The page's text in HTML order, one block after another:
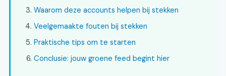
Waarom deze accounts helpen bij stekken
Veelgemaakte fouten bij stekken
Praktische tips om te starten
Conclusie: jouw groene feed begint hier